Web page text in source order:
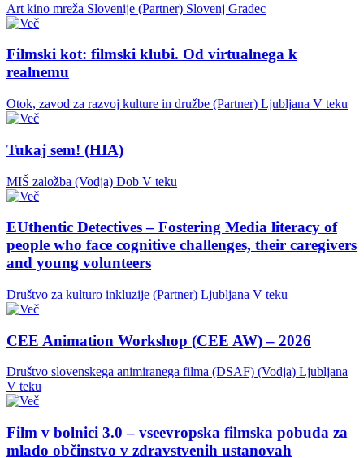
Art kino mreža Slovenije (Partner) Slovenj Gradec
Filmski kot: filmski klubi. Od virtualnega k
realnemu
Otok, zavod za razvoj kulture in družbe (Partner) Ljubljana V teku
Tukaj sem! (HIA)
MIŠ založba (Vodja) Dob V teku
EUthentic Detectives – Fostering Media literacy of
people who face cognitive challenges, their caregivers
and young volunteers
Društvo za kulturo inkluzije (Partner) Ljubljana V teku
CEE Animation Workshop (CEE AW) – 2026
Društvo slovenskega animiranega filma (DSAF) (Vodja) Ljubljana
V teku
Film v bolnici 3.0 – vseevropska filmska pobuda za
mlado občinstvo v zdravstvenih ustanovah